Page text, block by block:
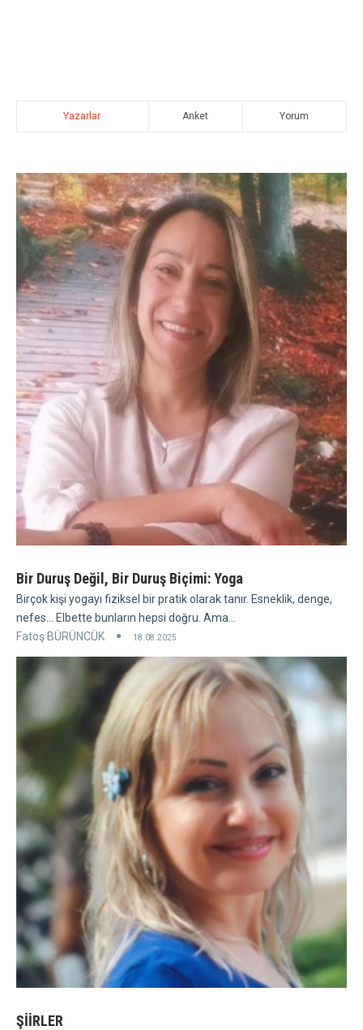
Yazarlar Anket Yorum
Bir Duruş Değil, Bir Duruş Biçimi: Yoga
Birçok kişi yogayı fiziksel bir pratik olarak tanır. Esneklik, denge,
nefes... Elbette bunların hepsi doğru. Ama...
Fatoş BÜRÜNCÜK
18.08.2025
ŞİİRLER